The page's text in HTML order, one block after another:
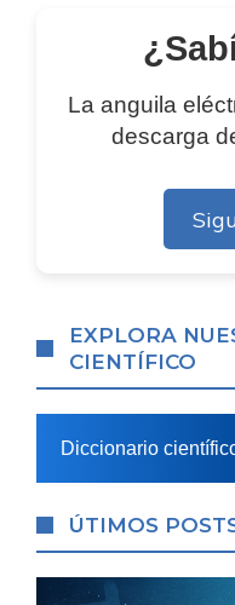
La anguila
descarga
EXPLORA
CIENTÍFICO
Diccionario
ÚTIMOS